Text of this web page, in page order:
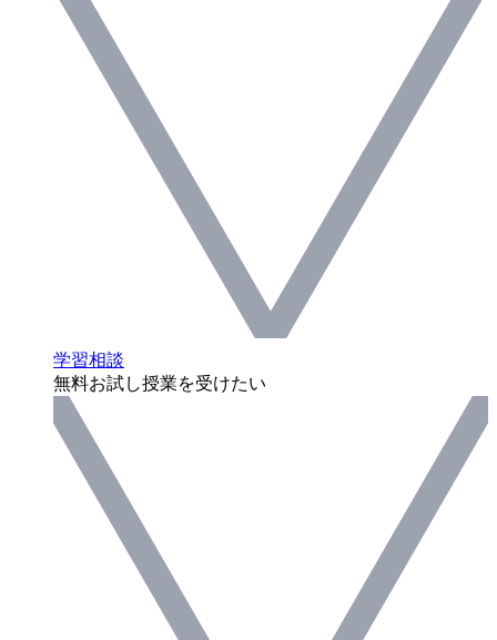
学習相談
無料お試し授業を受けたい